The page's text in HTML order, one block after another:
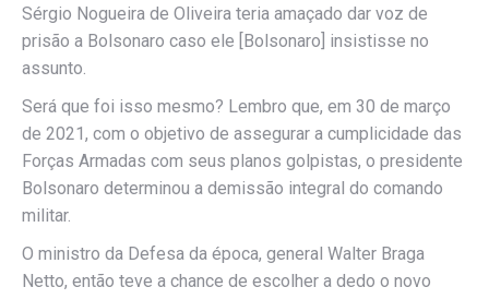
Sérgio Nogueira de Oliveira teria amaçado dar voz de
prisão a Bolsonaro caso ele [Bolsonaro] insistisse no
assunto.
Será que foi isso mesmo? Lembro que, em 30 de março
de 2021, com o objetivo de assegurar a cumplicidade das
Forças Armadas com seus planos golpistas, o presidente
Bolsonaro determinou a demissão integral do comando
militar.
O ministro da Defesa da época, general Walter Braga
Netto, então teve a chance de escolher a dedo o novo